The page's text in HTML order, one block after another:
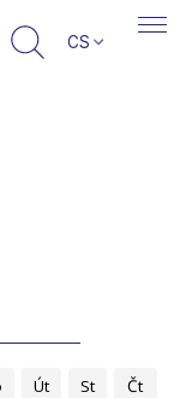
CS
Út
St
Čt